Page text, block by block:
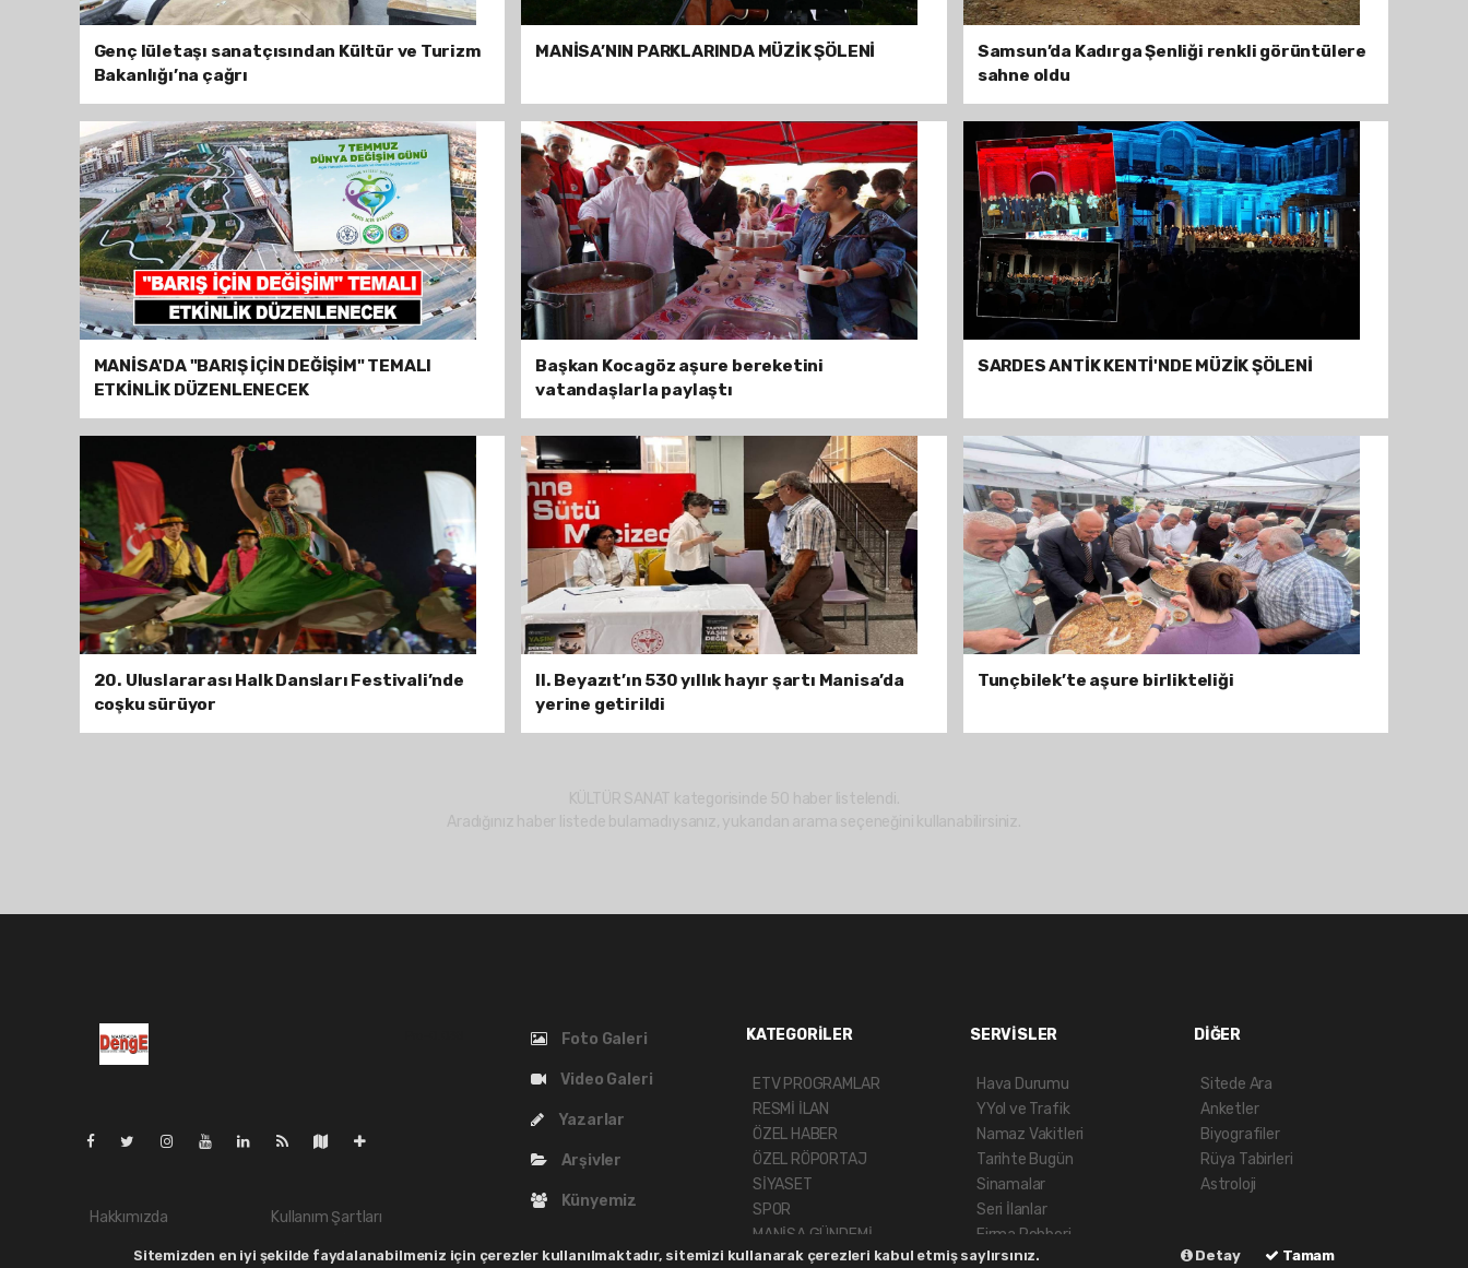
Genç lületaşı sanatçısından Kültür ve Turizm
Bakanlığı’na çağrı
MANİSA’NIN PARKLARINDA MÜZİK ŞÖLENİ
Samsun’da Kadırga Şenliği renkli görüntülere
sahne oldu
MANİSA'DA "BARIŞ İÇİN DEĞİŞİM" TEMALI
ETKİNLİK DÜZENLENECEK
Başkan Kocagöz aşure bereketini
vatandaşlarla paylaştı
SARDES ANTİK KENTİ'NDE MÜZİK ŞÖLENİ
20. Uluslararası Halk Dansları Festivali’nde
coşku sürüyor
II. Beyazıt’ın 530 yıllık hayır şartı Manisa’da
yerine getirildi
Tunçbilek’te aşure birlikteliği
KÜLTÜR SANAT kategorisinde 50 haber listelendi.
Aradığınız haber listede bulamadıysanız, yukarıdan arama seçeneğini kullanabilirsiniz.
Sitemizden en iyi şekilde faydalanabilmeniz için çerezler kullanılmaktadır, sitemizi kullanarak çerezleri kabul etmiş saylırsınız. Detay Tamam
Hakkımızda
Kullanım Şartları
Foto Galeri
Video Galeri
Yazarlar
Arşivler
Künyemiz
KATEGORİLER
ETV PROGRAMLAR
RESMİ İLAN
ÖZEL HABER
ÖZEL RÖPORTAJ
SİYASET
SPOR
MANİSA GÜNDEMİ
SERVİSLER
Hava Durumu
YYol ve Trafik
Namaz Vakitleri
Tarihte Bugün
Sinamalar
Seri İlanlar
Firma Rehberi
Gazete Manşetleri
DİĞER
Sitede Ara
Anketler
Biyografiler
Rüya Tabirleri
Astroloji